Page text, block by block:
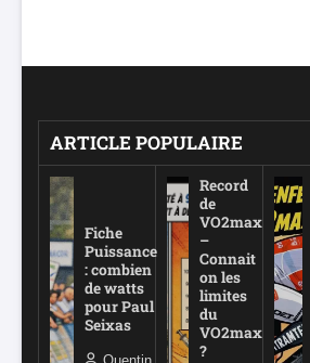
ARTICLE POPULAIRE
Fiche
Puissance
: combien
de watts
pour Paul
Seixas
Record
de
VO2max
–
Connait
on les
limites
du
VO2max
?